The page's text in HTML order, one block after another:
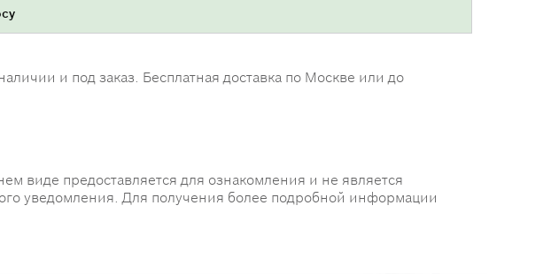
и под заказ. Бесплатная доставка по Москве или до
виде предоставляется для ознакомления и не является
уведомления. Для получения более подробной информации